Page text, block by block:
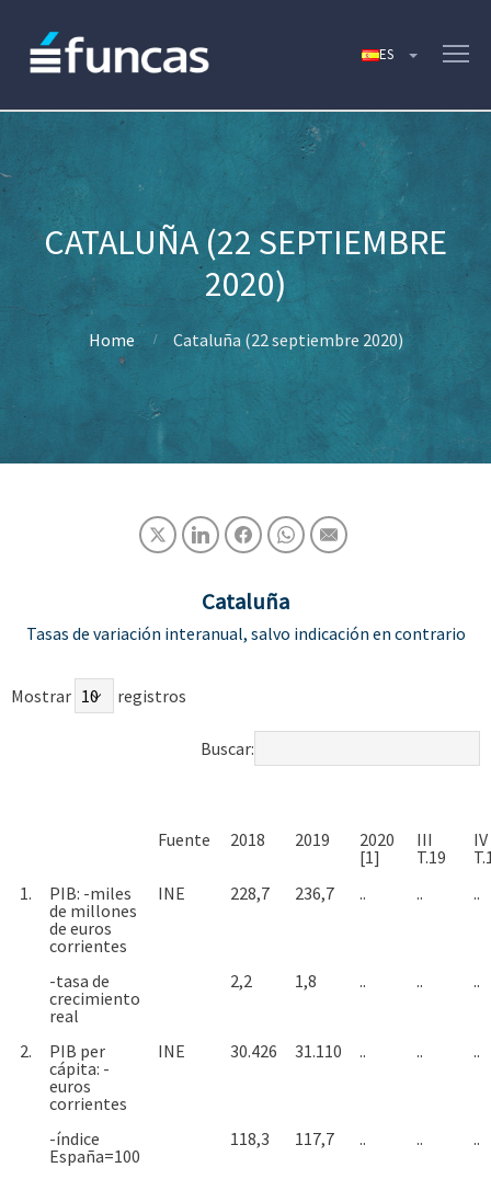
CATALUÑA (22 SEPTIEMBRE
2020)
Home Cataluña (22 septiembre 2020)
Cataluña
Tasas de variación interanual, salvo indicación en contrario
Mostrar registros
Buscar:
Fuente 2018 2019
2020
[1]
III
T.19
IV
1.
PIB: -miles
de millones
de euros
corrientes
INE 228,7 236,7 .. .. ..
-tasa de
crecimiento
real
2,2 1,8 .. .. ..
2.
PIB per
cápita: -
euros
corrientes
INE 30.426 31.110 .. .. ..
-índice
España=100
118,3 117,7 .. .. ..